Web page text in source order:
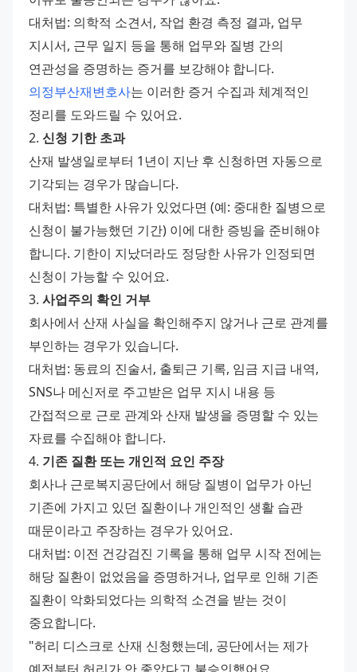
대처법: 의학적 소견서, 작업 환경 측정 결과, 업무
지시서, 근무 일지 등을 통해 업무와 질병 간의
의정부산재변호사는 이러한 증거 수집과 체계적인
정리를 도와드릴 수 있어요.
2. 신청 기한 초과
산재 발생일로부터 1년이 지난 후 신청하면 자동으로
기각되는 경우가 많습니다.
대처법: 특별한 사유가 있었다면 (예: 중대한 질병으로
신청이 불가능했던 기간) 이에 대한 증빙을 준비해야
합니다. 기한이 지났더라도 정당한 사유가 인정되면
신청이 가능할 수 있어요.
3. 사업주의 확인 거부
회사에서 산재 사실을 확인해주지 않거나 근로 관계를
부인하는 경우가 있습니다.
대처법: 동료의 진술서, 출퇴근 기록, 임금 지급 내역,
SNS나 메신저로 주고받은 업무 지시 내용 등
간접적으로 근로 관계와 산재 발생을 증명할 수 있는
자료를 수집해야 합니다.
4. 기존 질환 또는 개인적 요인 주장
회사나 근로복지공단에서 해당 질병이 업무가 아닌
기존에 가지고 있던 질환이나 개인적인 생활 습관
때문이라고 주장하는 경우가 있어요.
대처법: 이전 건강검진 기록을 통해 업무 시작 전에는
해당 질환이 없었음을 증명하거나, 업무로 인해 기존
질환이 악화되었다는 의학적 소견을 받는 것이
중요합니다.
"허리 디스크로 산재 신청했는데, 공단에서는 제가